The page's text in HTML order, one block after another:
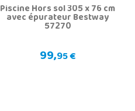
Piscine Hors sol 305 x 76 cm
avec épurateur Bestway
57270
99,95 €